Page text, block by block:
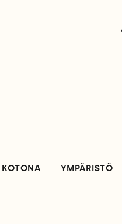
KOTONA YMPÄRISTÖ